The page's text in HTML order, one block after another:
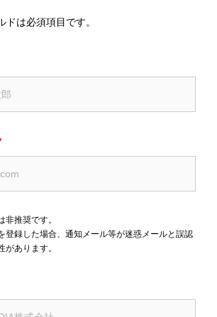
は必須項目です。
非推奨です。
登録した場合、通知メール等が迷惑メールと誤認
があります。